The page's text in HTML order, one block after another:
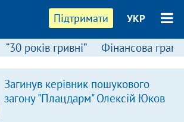
Підтримати УКР
“30 років гривні” Фінансова
Загинув керівник пошукового
загону "Плацдарм" Олексій Юков